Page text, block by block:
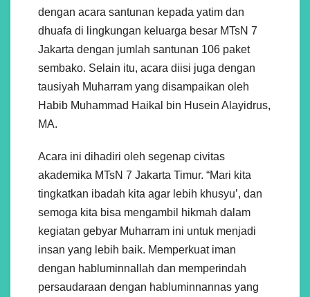
dengan acara santunan kepada yatim dan
dhuafa di lingkungan keluarga besar MTsN 7
Jakarta dengan jumlah santunan 106 paket
sembako. Selain itu, acara diisi juga dengan
tausiyah Muharram yang disampaikan oleh
Habib Muhammad Haikal bin Husein Alayidrus,
MA.
Acara ini dihadiri oleh segenap civitas
akademika MTsN 7 Jakarta Timur. “Mari kita
tingkatkan ibadah kita agar lebih khusyu’, dan
semoga kita bisa mengambil hikmah dalam
kegiatan gebyar Muharram ini untuk menjadi
insan yang lebih baik. Memperkuat iman
dengan habluminnallah dan memperindah
persaudaraan dengan habluminnannas yang